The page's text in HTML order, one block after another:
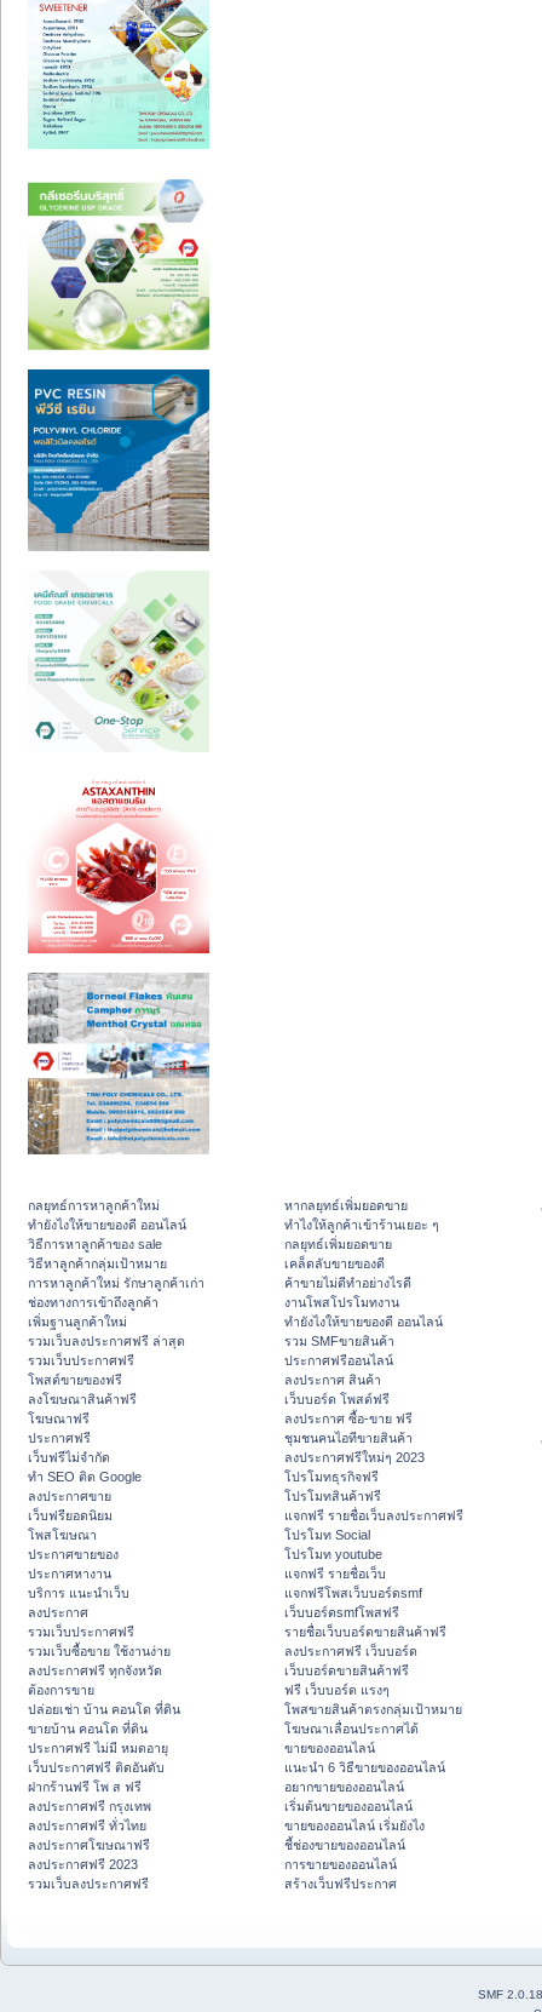
กลยุทธ์การหาลูกค้าใหม่
ทํายังไงให้ขายของดี ออนไลน์
วิธีการหาลูกค้าของ sale
วิธีหาลูกค้ากลุ่มเป้าหมาย
การหาลูกค้าใหม่ รักษาลูกค้าเก่า
ช่องทางการเข้าถึงลูกค้า
เพิ่มฐานลูกค้าใหม่
รวมเว็บลงประกาศฟรี ล่าสุด
รวมเว็บประกาศฟรี
โพสต์ขายของฟรี
ลงโฆษณาสินค้าฟรี
โฆษณาฟรี
ประกาศฟรี
เว็บฟรีไม่จำกัด
ทำ SEO ติด Google
ลงประกาศขาย
เว็บฟรียอดนิยม
โพสโฆษณา
ประกาศขายของ
ประกาศหางาน
บริการ แนะนำเว็บ
ลงประกาศ
รวมเว็บประกาศฟรี
รวมเว็บซื้อขาย ใช้งานง่าย
ลงประกาศฟรี ทุกจังหวัด
ต้องการขาย
ปล่อยเช่า บ้าน คอนโด ที่ดิน
ขายบ้าน คอนโด ที่ดิน
ประกาศฟรี ไม่มี หมดอายุ
เว็บประกาศฟรี ติดอันดับ
ฝากร้านฟรี โพ ส ฟรี
ลงประกาศฟรี กรุงเทพ
ลงประกาศฟรี ทั่วไทย
ลงประกาศโฆษณาฟรี
ลงประกาศฟรี 2023
รวมเว็บลงประกาศฟรี
หากลยุทธ์เพิ่มยอดขาย
ทําไงให้ลูกค้าเข้าร้านเยอะ ๆ
กลยุทธ์เพิ่มยอดขาย
เคล็ดลับขายของดี
ค้าขายไม่ดีทำอย่างไรดี
งานโพสโปรโมทงาน
ทํายังไงให้ขายของดี ออนไลน์
รวม SMFขายสินค้า
ประกาศฟรีออนไลน์
ลงประกาศ สินค้า
เว็บบอร์ด โพสต์ฟรี
ลงประกาศ ซื้อ-ขาย ฟรี
ชุมชนคนไอทีขายสินค้า
ลงประกาศฟรีใหม่ๆ 2023
โปรโมทธุรกิจฟรี
โปรโมทสินค้าฟรี
แจกฟรี รายชื่อเว็บลงประกาศฟรี
โปรโมท Social
โปรโมท youtube
แจกฟรี รายชื่อเว็บ
แจกฟรีโพสเว็บบอร์ดsmf
เว็บบอร์ดsmfโพสฟรี
รายชื่อเว็บบอร์ดขายสินค้าฟรี
ลงประกาศฟรี เว็บบอร์ด
เว็บบอร์ดขายสินค้าฟรี
ฟรี เว็บบอร์ด แรงๆ
โพสขายสินค้าตรงกลุ่มเป้าหมาย
โฆษณาเลื่อนประกาศได้
ขายของออนไลน์
แนะนำ 6 วิธีขายของออนไลน์
อยากขายของออนไลน์
เริ่มต้นขายของออนไลน์
ขายของออนไลน์ เริ่มยังไง
ชี้ช่องขายของออนไลน์
การขายของออนไลน์
สร้างเว็บฟรีประกาศ
SMF 2.0.18